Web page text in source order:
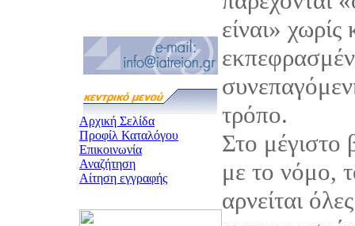
Αρχική Σελίδα
Προφίλ Καταλόγου
Επικοινωνία
Αναζήτηση
Αίτηση εγγραφής
είναι»
τρόπο.
Στο
με το νόμο,
αρνείται